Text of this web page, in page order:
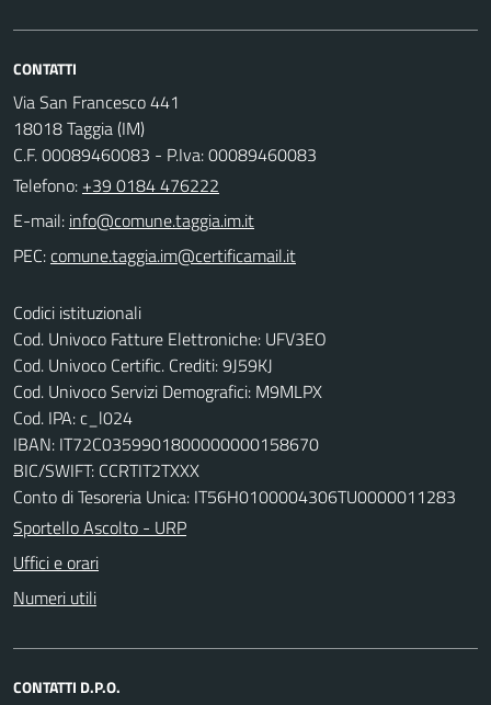
CONTATTI
Via San Francesco 441
18018 Taggia (IM)
C.F. 00089460083 - P.Iva: 00089460083
Telefono: +39 0184 476222
E-mail:
PEC:
Codici istituzionali
Cod. Univoco Fatture Elettroniche: UFV3EO
Cod. Univoco Certific. Crediti: 9J59KJ
Cod. Univoco Servizi Demografici: M9MLPX
Cod. IPA: c_l024
IBAN: IT72C0359901800000000158670
BIC/SWIFT: CCRTIT2TXXX
Conto di Tesoreria Unica: IT56H0100004306TU0000011283
Sportello Ascolto - URP
Uffici e orari
Numeri utili
CONTATTI D.P.O.